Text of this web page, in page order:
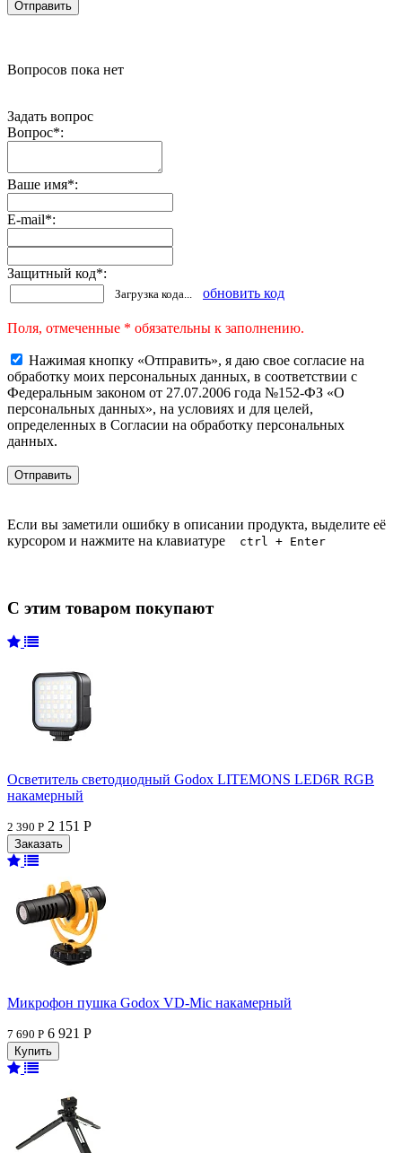
Вопросов пока нет
Задать вопрос
Вопрос*:
Ваше имя*:
E-mail*:
Защитный код*:
Загрузка кода... обновить код
Поля, отмеченные * обязательны к заполнению.
Нажимая кнопку «Отправить», я даю свое согласие на
обработку моих персональных данных, в соответствии с
Федеральным законом от 27.07.2006 года №152-ФЗ «О
персональных данных», на условиях и для целей,
определенных в Согласии на обработку персональных
данных.
Если вы заметили ошибку в описании продукта, выделите её
курсором и нажмите на клавиатуре
ctrl + Enter
С этим товаром покупают
Осветитель светодиодный Godox LITEMONS LED6R RGB
накамерный
2 390 Р 2 151 Р
Микрофон пушка Godox VD-Mic накамерный
7 690 Р 6 921 Р